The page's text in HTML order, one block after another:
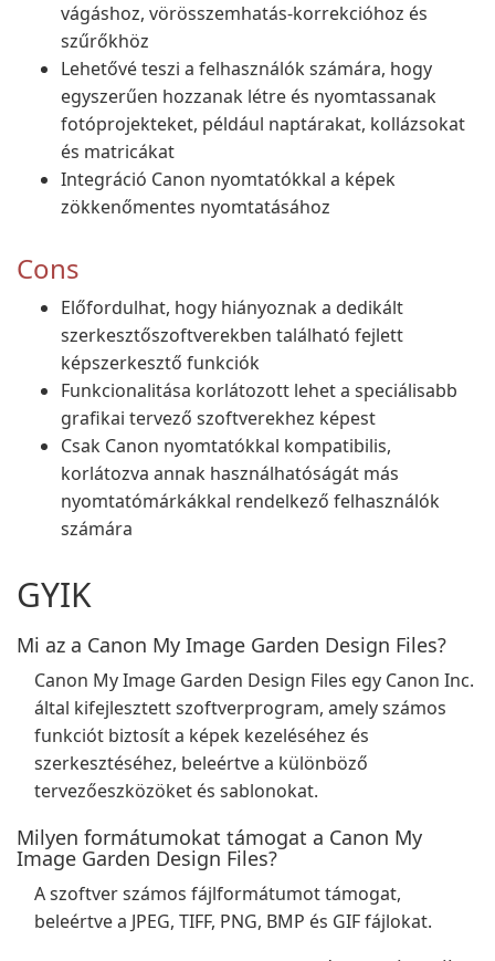
vágáshoz, vörösszemhatás-korrekcióhoz és
szűrőkhöz
Lehetővé teszi a felhasználók számára, hogy
egyszerűen hozzanak létre és nyomtassanak
fotóprojekteket, például naptárakat, kollázsokat
és matricákat
Integráció Canon nyomtatókkal a képek
zökkenőmentes nyomtatásához
Cons
Előfordulhat, hogy hiányoznak a dedikált
szerkesztőszoftverekben található fejlett
képszerkesztő funkciók
Funkcionalitása korlátozott lehet a speciálisabb
grafikai tervező szoftverekhez képest
Csak Canon nyomtatókkal kompatibilis,
korlátozva annak használhatóságát más
nyomtatómárkákkal rendelkező felhasználók
számára
GYIK
Mi az a Canon My Image Garden Design Files?
Canon My Image Garden Design Files egy Canon Inc.
által kifejlesztett szoftverprogram, amely számos
funkciót biztosít a képek kezeléséhez és
szerkesztéséhez, beleértve a különböző
tervezőeszközöket és sablonokat.
Milyen formátumokat támogat a Canon My
Image Garden Design Files?
A szoftver számos fájlformátumot támogat,
beleértve a JPEG, TIFF, PNG, BMP és GIF fájlokat.